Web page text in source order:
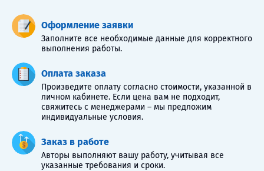
Оформление заявки
Заполните все необходимые данные для корректного
выполнения работы.
Оплата заказа
Произведите оплату согласно стоимости, указанной в
личном кабинете. Если цена вам не подходит,
свяжитесь с менеджерами – мы предложим
индивидуальные условия.
Заказ в работе
Авторы выполняют вашу работу, учитывая все
указанные требования и сроки.